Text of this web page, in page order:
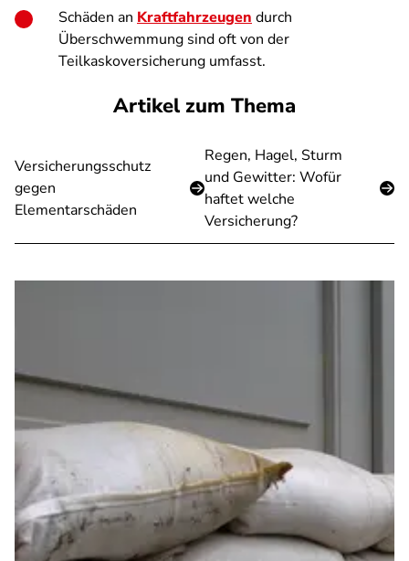
Schäden an Kraftfahrzeugen durch
Überschwemmung sind oft von der
Teilkaskoversicherung umfasst.
Artikel zum Thema
Versicherungsschutz
gegen
Elementarschäden
Regen, Hagel, Sturm
und Gewitter: Wofür
haftet welche
Versicherung?